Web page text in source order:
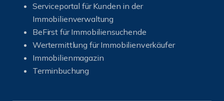
Serviceportal für Kunden in der
Immobilienverwaltung
BeFirst für Immobiliensuchende
Wertermittlung für Immobilienverkäufer
Immobilienmagazin
Terminbuchung